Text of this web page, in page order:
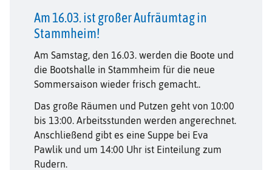
Am 16.03. ist großer Aufräumtag in
Stammheim!
Am Samstag, den 16.03. werden die Boote und
die Bootshalle in Stammheim für die neue
Sommersaison wieder frisch gemacht..
Das große Räumen und Putzen geht von 10:00
bis 13:00. Arbeitsstunden werden angerechnet.
Anschließend gibt es eine Suppe bei Eva
Pawlik und um 14:00 Uhr ist Einteilung zum
Rudern.